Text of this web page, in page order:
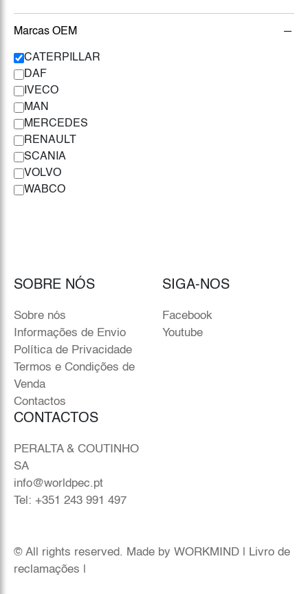
Marcas OEM
CATERPILLAR
DAF
IVECO
MAN
MERCEDES
RENAULT
SCANIA
VOLVO
WABCO
SOBRE NÓS
Sobre nós
Informações de Envio
Política de Privacidade
Termos e Condições de
Venda
Contactos
SIGA-NOS
Facebook
Youtube
CONTACTOS
PERALTA & COUTINHO
SA
info@worldpec.pt
Tel: +351 243 991 497
© All rights reserved. Made by WORKMIND
Livro de
reclamações